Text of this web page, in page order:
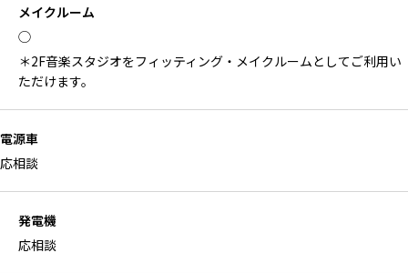
メイクルーム
◯
＊2F音楽スタジオをフィッティング・メイクルームとしてご利用い
ただけます。
電源車
応相談
発電機
応相談